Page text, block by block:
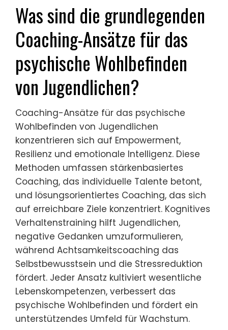
Was sind die grundlegenden
Coaching-Ansätze für das
psychische Wohlbefinden
von Jugendlichen?
Coaching-Ansätze für das psychische
Wohlbefinden von Jugendlichen
konzentrieren sich auf Empowerment,
Resilienz und emotionale Intelligenz. Diese
Methoden umfassen stärkenbasiertes
Coaching, das individuelle Talente betont,
und lösungsorientiertes Coaching, das sich
auf erreichbare Ziele konzentriert. Kognitives
Verhaltenstraining hilft Jugendlichen,
negative Gedanken umzuformulieren,
während Achtsamkeitscoaching das
Selbstbewusstsein und die Stressreduktion
fördert. Jeder Ansatz kultiviert wesentliche
Lebenskompetenzen, verbessert das
psychische Wohlbefinden und fördert ein
unterstützendes Umfeld für Wachstum.